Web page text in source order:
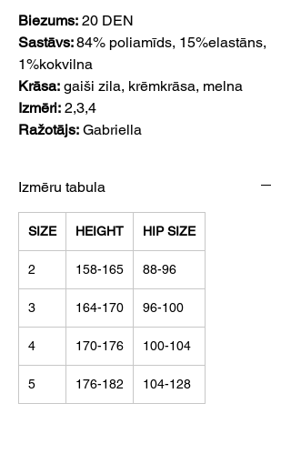
Biezums: 20 DEN
Sastāvs:84% poliamīds, 15%elastāns,
1%kokvilna
Krāsa: gaiši zila, krēmkrāsa, melna
Izmēri: 2,3,4
Ražotājs: Gabriella
Izmēru tabula
SIZE HEIGHT HIP SIZE
2 158-165 88-96
3 164-170 96-100
4 170-176 100-104
5 176-182 104-128